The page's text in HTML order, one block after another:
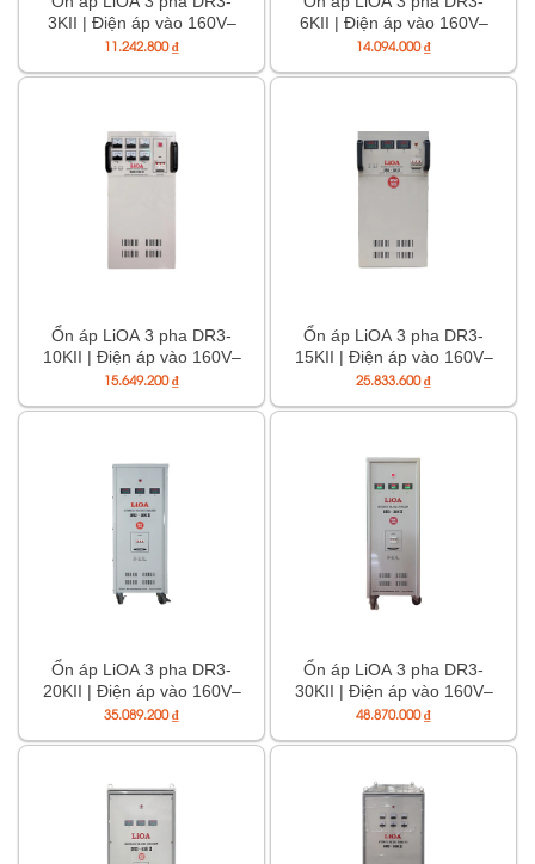
3KII | Điện áp vào 160V–
430V, ra 380/200V
11.242.800₫
6KII | Điện áp vào 160V–
430V, ra 380/200V
14.094.000₫
Ổn áp LiOA 3 pha DR3-
10KII | Điện áp vào 160V–
430V, ra 380/200V
15.649.200₫
Ổn áp LiOA 3 pha DR3-
15KII | Điện áp vào 160V–
430V, ra 380/200V
25.833.600₫
Ổn áp LiOA 3 pha DR3-
20KII | Điện áp vào 160V–
430V, ra 380/200V
35.089.200₫
Ổn áp LiOA 3 pha DR3-
30KII | Điện áp vào 160V–
430V, ra 380/200V
48.870.000₫